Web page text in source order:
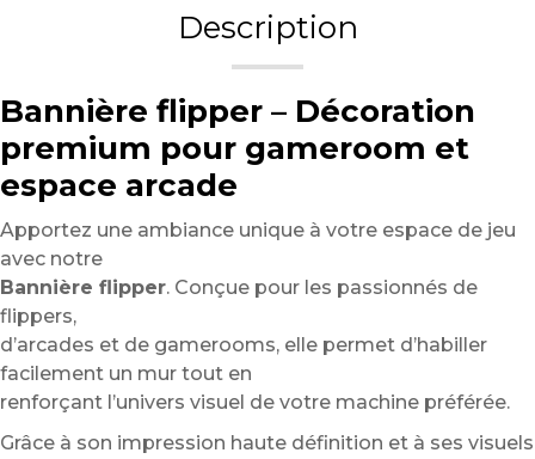
Description
Bannière flipper – Décoration
premium pour gameroom et
espace arcade
Apportez une ambiance unique à votre espace de jeu
avec notre
Bannière flipper. Conçue pour les passionnés de
flippers,
d’arcades et de gamerooms, elle permet d’habiller
facilement un mur tout en
renforçant l’univers visuel de votre machine préférée.
Grâce à son impression haute définition et à ses visuels